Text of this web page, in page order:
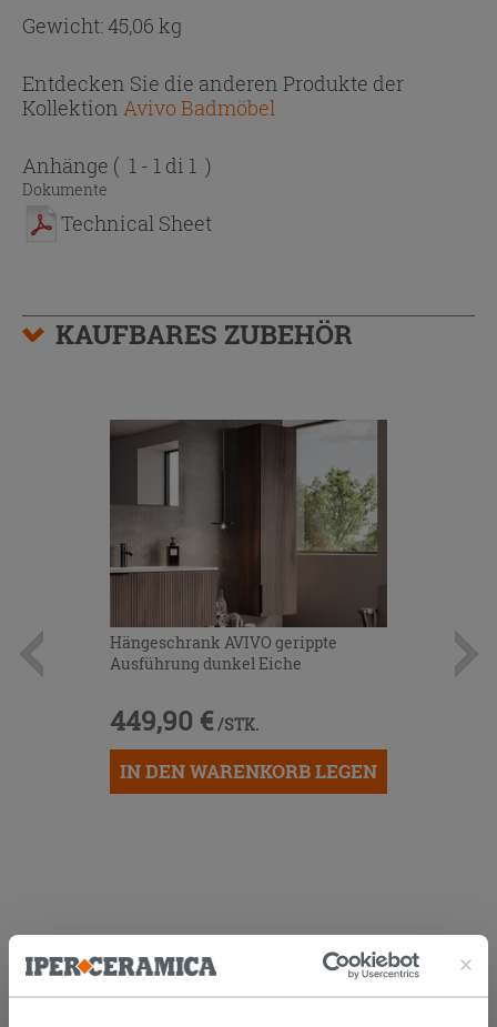
Gewicht: 45,06 kg
Entdecken Sie die anderen Produkte der
Kollektion Avivo Badmöbel
Anhänge ( 1 - 1 di 1 )
Dokumente
Technical Sheet
KAUFBARES ZUBEHÖR
Hängeschrank AVIVO gerippte
Ausführung dunkel Eiche
449,90 € /STK.
IN DEN WARENKORB LEGEN
KUNDEN, DIE DIESEN ARTIKEL